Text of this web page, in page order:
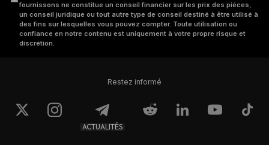
fournissons ne constitue un conseil financier sur les prix des pièces,
un conseil juridique ou tout autre type de conseil destiné à être utilisé à
des fins sur lesquelles vous pouvez compter. Toute utilisation ou
confiance en notre contenu est uniquement à votre propre risque et
discrétion.
Restez informé
ACTUALITÉS